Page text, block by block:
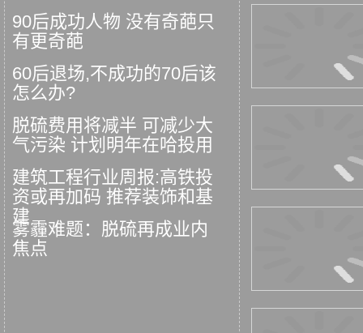
90后成功人物 没有奇葩只
有更奇葩
60后退场,不成功的70后该
怎么办?
脱硫费用将减半 可减少大
气污染 计划明年在哈投用
建筑工程行业周报:高铁投
资或再加码 推荐装饰和基
建
雾霾难题：脱硫再成业内
焦点